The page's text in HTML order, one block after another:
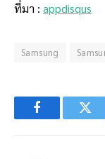
ที่มา : appdisqus
Samsung
Facebook